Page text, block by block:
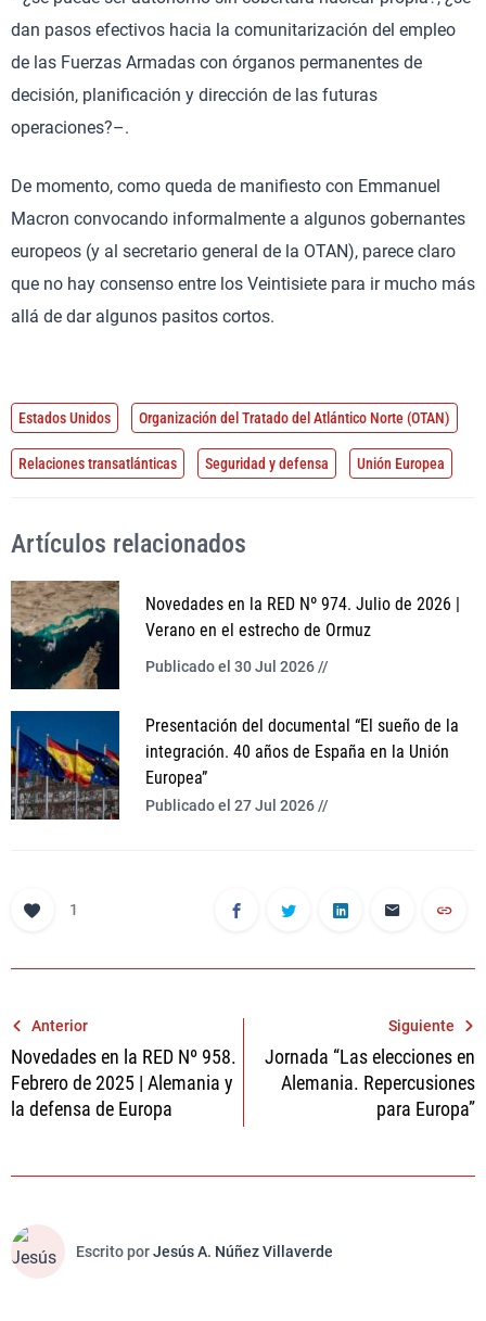
dan pasos efectivos hacia la comunitarización del empleo
de las Fuerzas Armadas con órganos permanentes de
decisión, planificación y dirección de las futuras
operaciones?–.
De momento, como queda de manifiesto con Emmanuel
Macron convocando informalmente a algunos gobernantes
europeos (y al secretario general de la OTAN), parece claro
que no hay consenso entre los Veintisiete para ir mucho más
allá de dar algunos pasitos cortos.
Estados Unidos Organización del Tratado del Atlántico Norte (OTAN)
Relaciones transatlánticas Seguridad y defensa Unión Europea
Artículos relacionados
Novedades en la RED Nº 974. Julio de 2026 |
Verano en el estrecho de Ormuz
Publicado el 30 Jul 2026 //
Presentación del documental “El sueño de la
integración. 40 años de España en la Unión
Europea”
Publicado el 27 Jul 2026 //
1
Navegación
de
entradas
Anterior
Novedades en la RED Nº 958.
Febrero de 2025 | Alemania y
la defensa de Europa
Siguiente
Jornada “Las elecciones en
Alemania. Repercusiones
para Europa”
Escrito porJesús A. Núñez Villaverde